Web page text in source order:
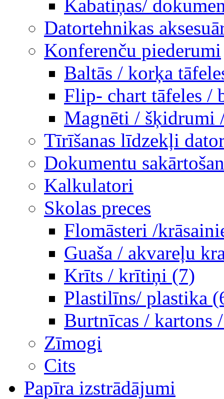
Kabatiņas/
Datortehnikas
Konferenču piederumi
Baltās / korķa
Flip- chart tāfeles /
Magnēti / šķidrumi
Tīrīšanas līdzekļi
Dokumentu
Kalkulatori
Skolas preces
Flomāsteri /
Guaša / akvareļu
Krīts / krītiņi (7)
Plastilīns/ plastika
Burtnīcas / kartons
Zīmogi
Cits
Papīra izstrādājumi